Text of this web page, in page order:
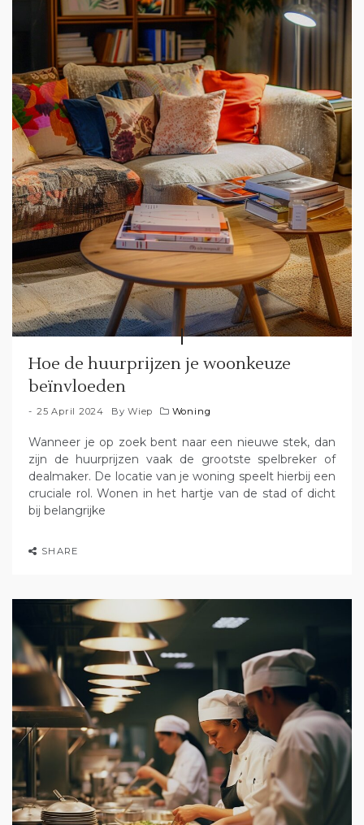
Hoe de huurprijzen je woonkeuze
beïnvloeden
25 April 2024 ByWiep Woning
Wanneer je op zoek bent naar een nieuwe stek, dan
zijn de huurprijzen vaak de grootste spelbreker of
dealmaker. De locatie van je woning speelt hierbij een
cruciale rol. Wonen in het hartje van de stad of dicht
bij belangrijke
SHARE